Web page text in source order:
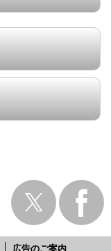
広告のご案内